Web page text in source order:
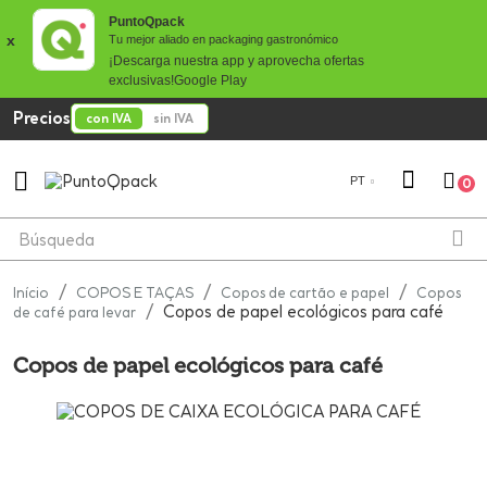
x
PuntoQpack
Tu mejor aliado en packaging gastronómico
¡Descarga nuestra app y aprovecha ofertas
exclusivas!Google Play
Precios con IVA sin IVA
 PT 0
Início COPOS E TAÇAS Copos de cartão e papel
Copos
de café para levar
Copos de papel ecológicos para café
Copos de papel ecológicos para café